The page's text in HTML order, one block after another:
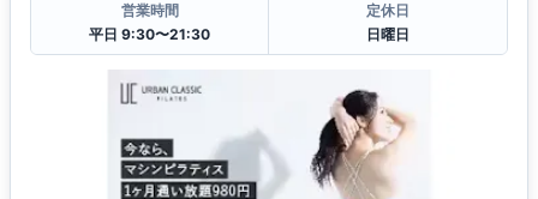
営業時間
平日 9:30〜21:30
定休日
日曜日